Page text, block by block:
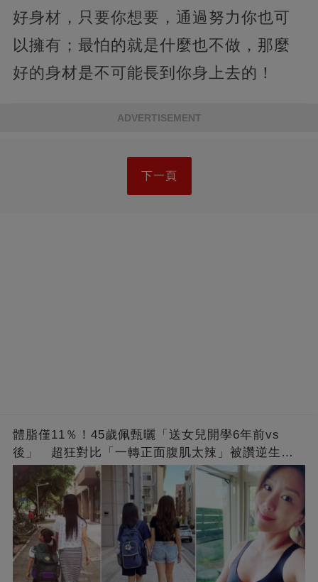
好身材，只要你想要，通過努力你也可
以擁有；最怕的就是什麼也不做，那麼
好的身材是不可能長到你身上去的！
ADVERTISEMENT
下一頁
體脂僅11％！45歲佩甄曬「送女兒開學6年前vs
後」 超狂對比「一轉正面腹肌太辣」被讚逆生
長：媽媽變姊姊❤